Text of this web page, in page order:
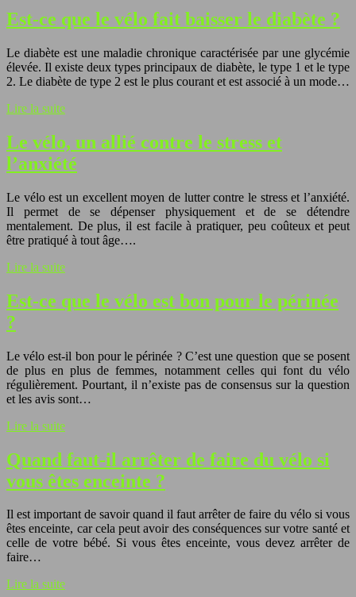
Est-ce que le vélo fait baisser le diabète ?
Le diabète est une maladie chronique caractérisée par une glycémie
élevée. Il existe deux types principaux de diabète, le type 1 et le type
2. Le diabète de type 2 est le plus courant et est associé à un mode…
Lire la suite
Le vélo, un allié contre le stress et
l’anxiété
Le vélo est un excellent moyen de lutter contre le stress et l’anxiété.
Il permet de se dépenser physiquement et de se détendre
mentalement. De plus, il est facile à pratiquer, peu coûteux et peut
être pratiqué à tout âge….
Lire la suite
Est-ce que le vélo est bon pour le périnée
?
Le vélo est-il bon pour le périnée ? C’est une question que se posent
de plus en plus de femmes, notamment celles qui font du vélo
régulièrement. Pourtant, il n’existe pas de consensus sur la question
et les avis sont…
Lire la suite
Quand faut-il arrêter de faire du vélo si
vous êtes enceinte ?
Il est important de savoir quand il faut arrêter de faire du vélo si vous
êtes enceinte, car cela peut avoir des conséquences sur votre santé et
celle de votre bébé. Si vous êtes enceinte, vous devez arrêter de
faire…
Lire la suite